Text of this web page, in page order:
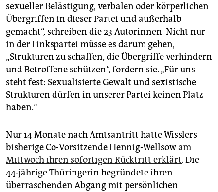
sexueller Belästigung, verbalen oder körperlichen
Übergriffen in dieser Partei und außerhalb
gemacht“, schreiben die 23 Autorinnen. Nicht nur
in der Linkspartei müsse es darum gehen,
„Strukturen zu schaffen, die Übergriffe verhindern
und Betroffene schützen“, fordern sie. „Für uns
steht fest: Sexualisierte Gewalt und sexistische
Strukturen dürfen in unserer Partei keinen Platz
haben.“
Nur 14 Monate nach Amtsantritt hatte Wisslers
bisherige Co-Vorsitzende Hennig-Wellsowam
Mittwoch ihren sofortigen Rücktritt erklärt. Die
44-jährige Thüringerin begründete ihren
überraschenden Abgang mit persönlichen